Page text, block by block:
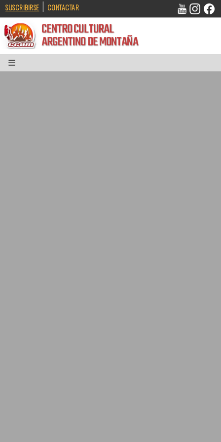
SUSCRIBIRSE | CONTACTAR
CENTRO CULTURAL
ARGENTINO DE MONTAÑA